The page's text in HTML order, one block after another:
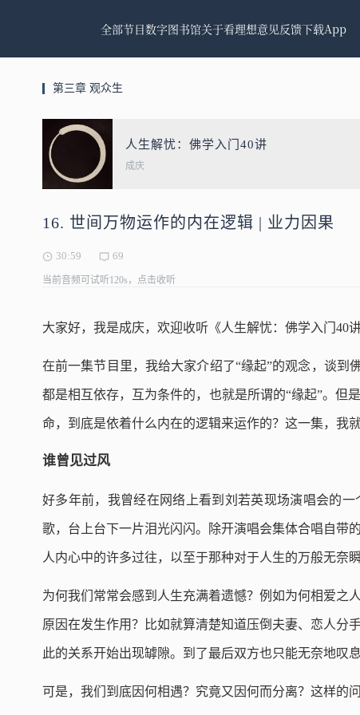
全部节目数字图书馆关于看理想意见反馈下载App
第三章 观众生
人生解忧：佛学入门40讲
成庆
16. 世间万物运作的内在逻辑 | 业力因果
30:59 69
当前音频可试听120s，点击收听
大家好，我是成庆，欢迎收听《人生解忧：佛学入门40讲
在前一集节目里，我给大家介绍了“缘起”的观念，谈到
都是相互依存，互为条件的，也就是所谓的“缘起”。但
命，到底是依着什么内在的逻辑来运作的？这一集，我
谁曾见过风
好多年前，我曾经在网络上看到刘若英现场演唱会的
歌，台上台下一片泪光闪闪。除开演唱会集体合唱自带
人内心中的许多过往，以至于那种对于人生的万般无奈
为何我们常常会感到人生充满着遗憾？例如为何相爱之
原因在发生作用？比如就算清楚知道压倒夫妻、恋人分
此的关系开始出现罅隙。到了最后双方也只能无奈地叹
可是，我们到底因何相遇？究竟又因何而分离？这样的